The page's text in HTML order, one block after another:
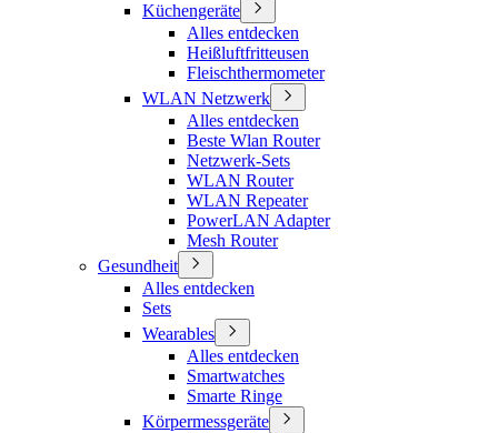
Küchengeräte
Alles entdecken
Heißluftfritteusen
Fleischthermometer
WLAN Netzwerk
Alles entdecken
Beste Wlan Router
Netzwerk-Sets
WLAN Router
WLAN Repeater
PowerLAN Adapter
Mesh Router
Gesundheit
Alles entdecken
Sets
Wearables
Alles entdecken
Smartwatches
Smarte Ringe
Körpermessgeräte